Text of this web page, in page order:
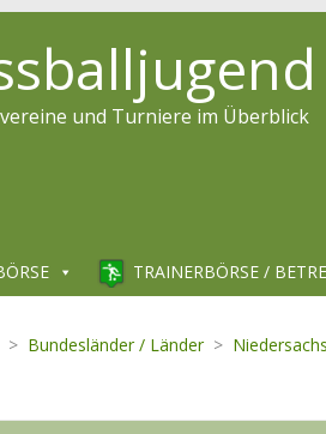
und Turniere im Überblick
TRAINERBÖRSE /
> Bundesländer / Länder >